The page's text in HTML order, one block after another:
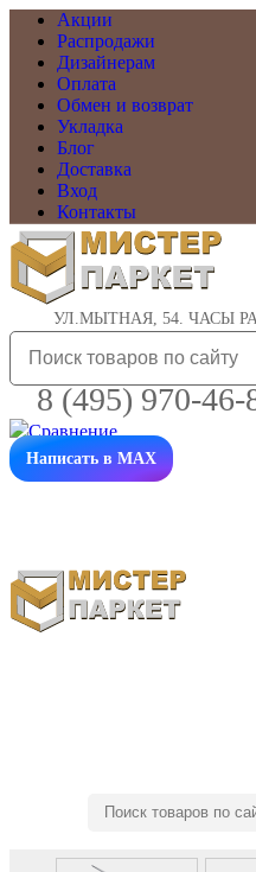
Акции
Распродажи
Дизайнерам
Оплата
Обмен и возврат
Укладка
Блог
Доставка
Вход
Контакты
УЛ.МЫТНАЯ, 54. ЧАСЫ
8 (495) 970-46-
Написать в MAX